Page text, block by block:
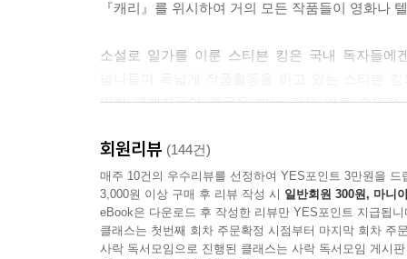
『캐리』를 위시하여 거의 모든 작품들이 영화나
소설로 일가를 이룬 스티븐 킹은 국내 독자들에
영화 관계자들의 주목을 받는 것은 바로 속도
스티븐 킹의 소설에 플롯은 없다. 왜냐하면 우리
없기 때문이다. 그의 소설에서는 상황이 제시되
아니라 최초의 독자(스티븐 킹은 글을 쓰는 자신
작품은 미래의 소설이 어떠해야 하는지를 보여주
회원리뷰 (144건)
매주 10건의 우수리뷰를 선정하여 YES포인트 3만원을 드
3,000원 이상 구매 후 리뷰 작성 시 일반회원 300원, 마니
eBook은 다운로드 후 작성한 리뷰만 YES포인트 지급됩니
클래스는 첫번째 회차 주문확정 시점부터 마지막 회차 주
사락 독서모임으로 진행된 클래스는 사락 독서모임 게시